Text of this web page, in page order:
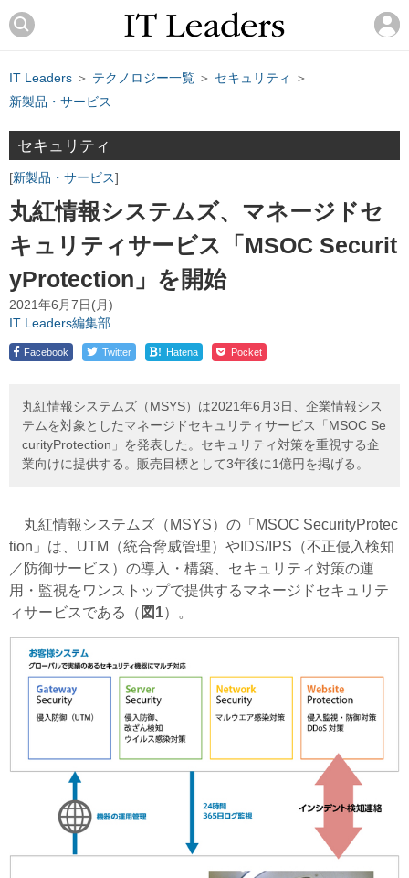
IT Leaders ＞ テクノロジー一覧 ＞ セキュリティ
＞
新製品・サービス
セキュリティ
新製品・サービス
丸紅情報システムズ、マネージドセ
キュリティサービス「MSOC Securit
yProtection」を開始
2021年6月7日(月)
IT Leaders編集部
Facebook Twitter ! Hatena Pocket
丸紅情報システムズ（MSYS）は2021年6月3日、企業情報シス
テムを対象としたマネージドセキュリティサービス「MSOC Se
curityProtection」を発表した。セキュリティ対策を重視する企
業向けに提供する。販売目標として3年後に1億円を掲げる。
丸紅情報システムズ（MSYS）の「MSOC SecurityProtec
tion」は、UTM（統合脅威管理）やIDS/IPS（不正侵入検知
／防御サービス）の導入・構築、セキュリティ対策の運
用・監視をワンストップで提供するマネージドセキュリテ
ィサービスである（ 図1）。